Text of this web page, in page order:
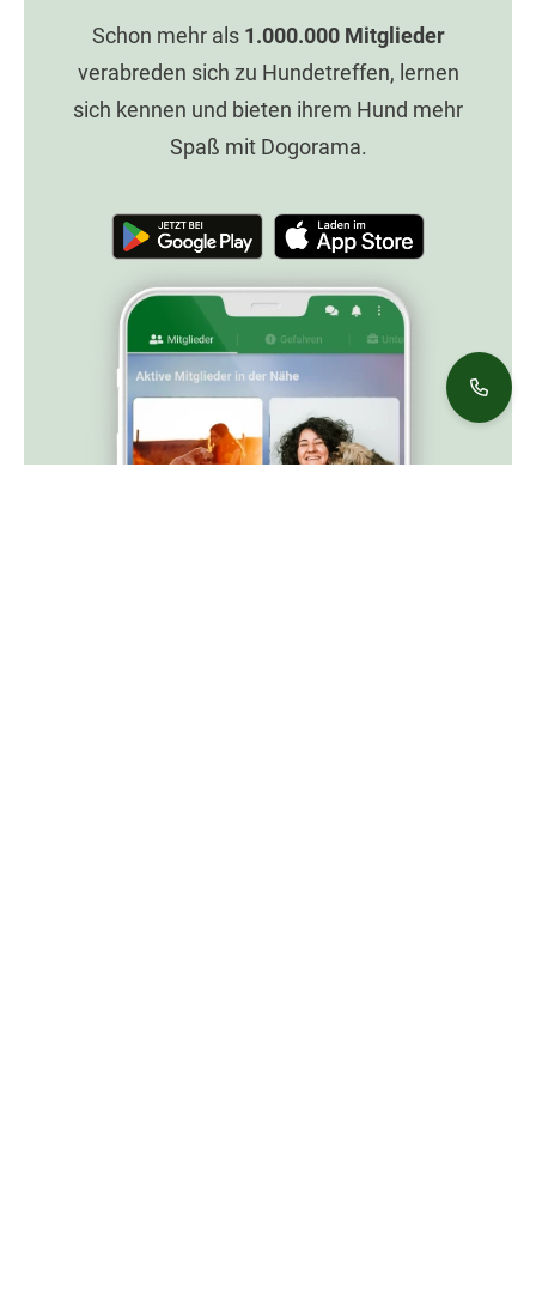
Schon mehr als 1.000.000Mitglieder
verabreden sich zu Hundetreffen, lernen
sich kennen und bieten ihrem Hund mehr
Spaß mit Dogorama.